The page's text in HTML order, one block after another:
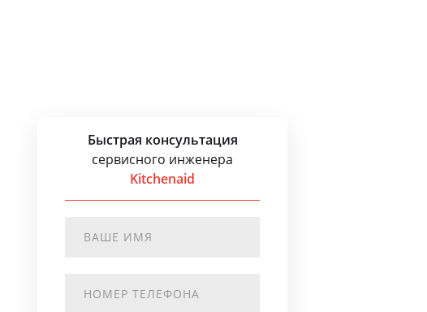
Быстрая консультация
сервисного инженера
Kitchenaid